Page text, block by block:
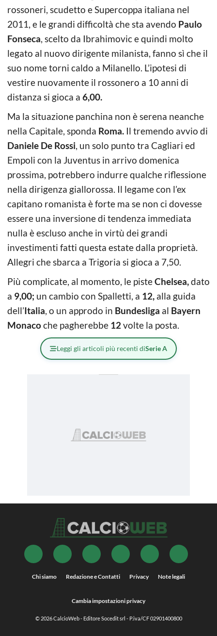
rossoneri, scudetto e Supercoppa italiana nel
2011, e le grandi difficoltà che sta avendo Paulo
Fonseca, scelto da Ibrahimovic e quindi molto
legato al nuovo dirigente milanista, fanno sì che il
suo nome torni caldo a Milanello. L’ipotesi di
vestire nuovamente il rossonero a 10 anni di
distanza si gioca a 6,00.
Ma la situazione panchina non è serena neanche
nella Capitale, sponda Roma. Il tremendo avvio di
Daniele De Rossi, un solo punto tra Cagliari ed
Empoli con la Juventus in arrivo domenica
prossima, potrebbero indurre qualche riflessione
nella dirigenza giallorossa. Il legame con l’ex
capitano romanista è forte ma se non ci dovesse
essere una inversione di tendenza immediata
nulla è escluso anche in virtù dei grandi
investimenti fatti questa estate dalla proprietà.
Allegri che sbarca a Trigoria si gioca a 7,50.
Più complicate, al momento, le pisteChelsea,dato
a 9,00; un cambio con Spalletti, a 12, alla guida
dell’Italia, o un approdo in Bundesliga al Bayern
Monacoche pagherebbe 12 volte la posta.
Leggi gli articoli più recenti diSerie A
Chi siamo Redazione e Contatti Privacy Note legali
Cambia impostazioni privacy
© 2026CalcioWeb- Editore Socedit srl - P.iva/CF 02901400800